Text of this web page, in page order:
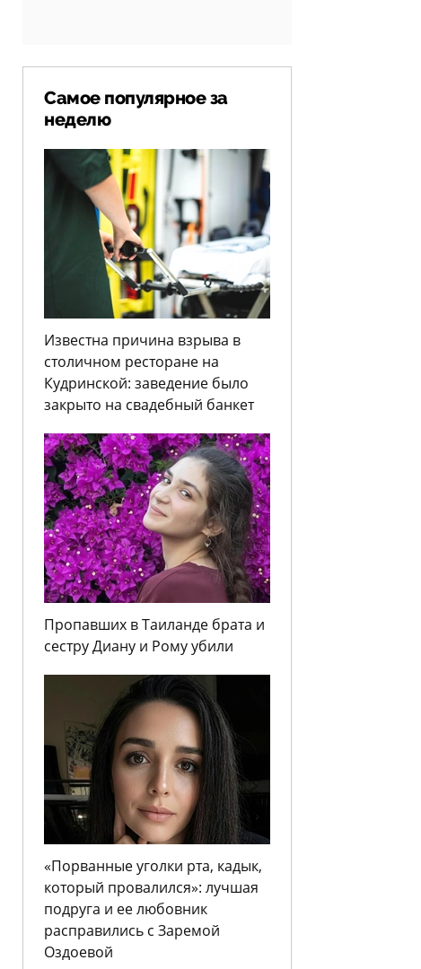
Самое популярное за
неделю
Известна причина взрыва в
столичном ресторане на
Кудринской: заведение было
закрыто на свадебный банкет
Пропавших в Таиланде брата и
сестру Диану и Рому убили
«Порванные уголки рта, кадык,
который провалился»: лучшая
подруга и ее любовник
расправились с Заремой
Оздоевой